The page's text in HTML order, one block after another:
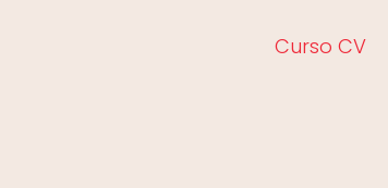
Curso CV